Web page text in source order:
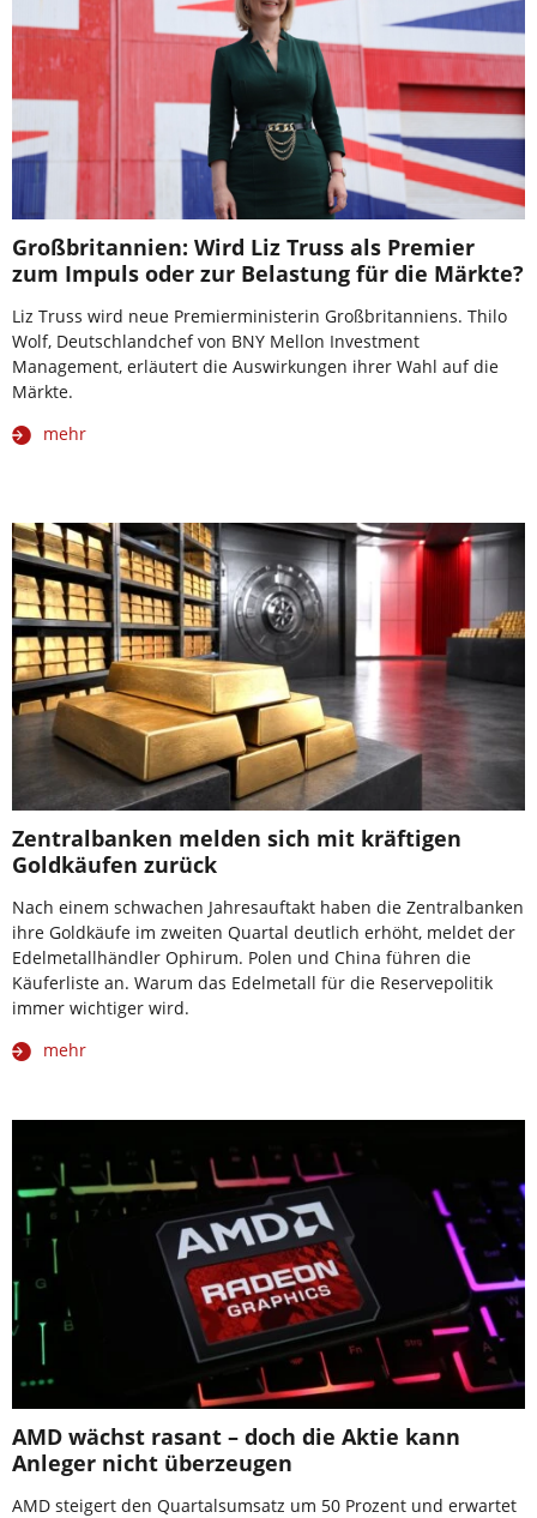
Großbritannien: Wird Liz Truss als Premier
zum Impuls oder zur Belastung für die Märkte?
Liz Truss wird neue Premierministerin Großbritanniens. Thilo
Wolf, Deutschlandchef von BNY Mellon Investment
Management, erläutert die Auswirkungen ihrer Wahl auf die
Märkte.
mehr
Zentralbanken melden sich mit kräftigen
Goldkäufen zurück
Nach einem schwachen Jahresauftakt haben die Zentralbanken
ihre Goldkäufe im zweiten Quartal deutlich erhöht, meldet der
Edelmetallhändler Ophirum. Polen und China führen die
Käuferliste an. Warum das Edelmetall für die Reservepolitik
immer wichtiger wird.
mehr
AMD wächst rasant – doch die Aktie kann
Anleger nicht überzeugen
AMD steigert den Quartalsumsatz um 50 Prozent und erwartet